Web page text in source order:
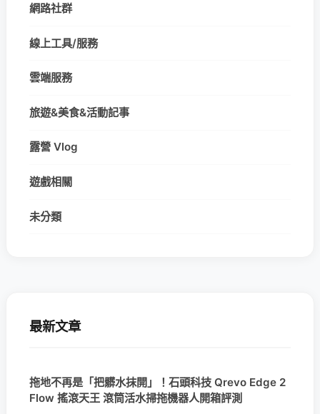
網路社群
線上工具/服務
雲端服務
旅遊&美食&活動記事
露營 Vlog
遊戲相關
未分類
最新文章
拖地不再是「把髒水抹開」！石頭科技 Qrevo Edge 2
Flow 搖滾天王 滾筒活水掃拖機器人開箱評測